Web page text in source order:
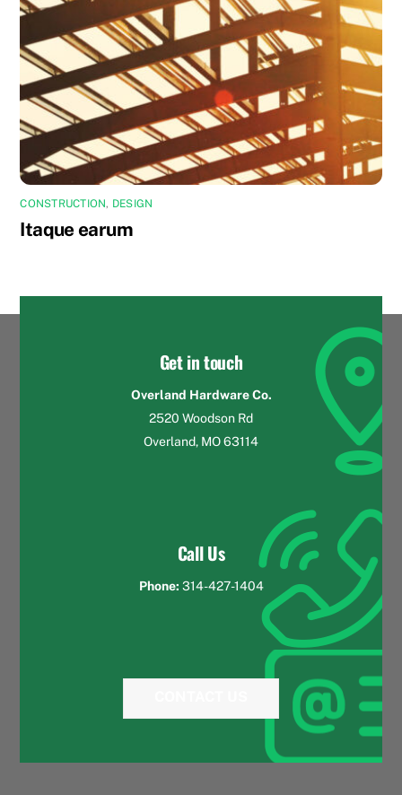
CONSTRUCTION, DESIGN
Itaque earum
Get in touch
Overland Hardware Co.
2520 Woodson Rd
Overland, MO 63114
Call Us
Phone: 314-427-1404